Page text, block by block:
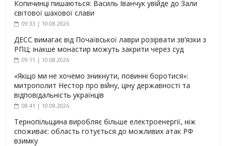
Копичинці пишаються: Василь Іванчук увійде до Зали
світової шахової слави
09:33 | 10.08.2026
ДЕСС вимагає від Почаївської лаври розірвати зв’язки з
РПЦ: інакше монастир можуть закрити через суд
09:11 | 10.08.2026
«Якщо ми не хочемо зникнути, повинні боротися»:
митрополит Нестор про війну, ціну державності та
відповідальність українців
08:41 | 10.08.2026
Тернопільщина виробляє більше електроенергії, ніж
споживає: область готується до можливих атак РФ
взимку